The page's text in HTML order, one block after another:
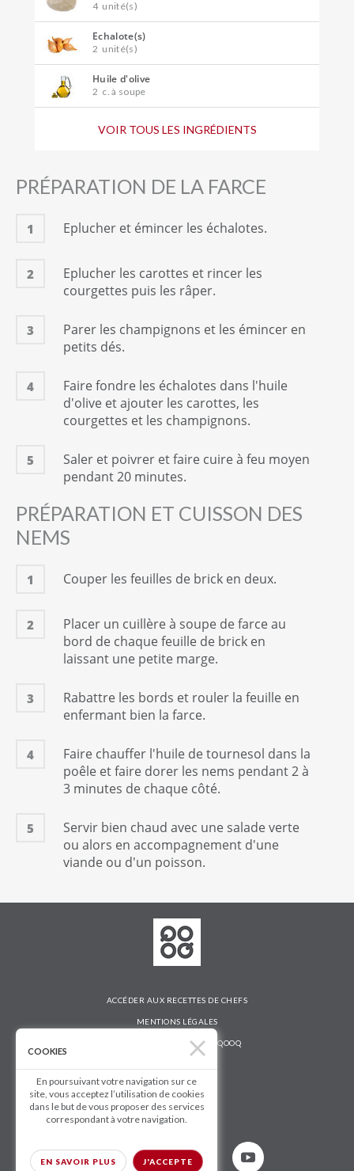
4 unité(s)
Echalote(s)
2 unité(s)
Huile d'olive
2 c. à soupe
c. à soupe
1 Quantité suffisante
1 Quantité suffisante
VOIR TOUS LES INGRÉDIENTS
PRÉPARATION DE LA FARCE
1 Eplucher et émincer les échalotes.
2
Eplucher les carottes et rincer les
courgettes puis les râper.
3
Parer les champignons et les émincer en
petits dés.
4
Faire fondre les échalotes dans l'huile
d'olive et ajouter les carottes, les
courgettes et les champignons.
5
Saler et poivrer et faire cuire à feu moyen
pendant 20 minutes.
PRÉPARATION ET CUISSON DES
NEMS
1 Couper les feuilles de brick en deux.
2
Placer un cuillère à soupe de farce au
bord de chaque feuille de brick en
laissant une petite marge.
3
Rabattre les bords et rouler la feuille en
enfermant bien la farce.
4
Faire chauffer l'huile de tournesol dans la
poêle et faire dorer les nems pendant 2 à
3 minutes de chaque côté.
5
Servir bien chaud avec une salade verte
ou alors en accompagnement d'une
viande ou d'un poisson.
ACCÉDER AUX RECETTES DE CHEFS
MENTIONS LÉGALES
DÉCOUVRIR LA TABLETTE QOOQ
QOOQ BUSINESS
Suivez-nous
COOKIES
En poursuivant votre navigation sur ce
site, vous acceptez l’utilisation de cookies
dans le but de vous proposer des services
correspondant à votre navigation.
EN SAVOIR PLUS J'ACCEPTE